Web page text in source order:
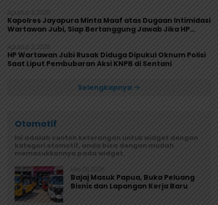
Agustus 3, 2026
Kapolres Jayapura Minta Maaf atas Dugaan Intimidasi
Wartawan Jubi, Siap Bertanggung Jawab Jika HP
Agustus 3, 2026
HP Wartawan Jubi Rusak Diduga Dipukul Oknum Polisi
Saat Liput Pembubaran Aksi KNPB di Sentani
Selengkapnya
Otomotif
Ini adalah contoh keterangan untuk widget dengan
kategori otomotif, anda bisa dengan mudah
memasukkannya pada widget.
Mei 29, 2026
Bajaj Masuk Papua, Buka Peluang
Bisnis dan Lapangan Kerja Baru